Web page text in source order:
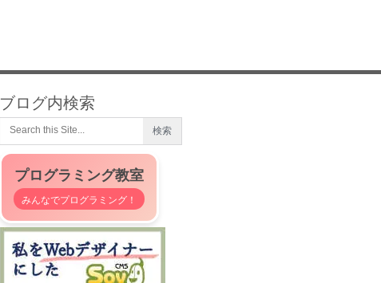
ブログ内検索
プログラミング教室
みんなでプログラミング！